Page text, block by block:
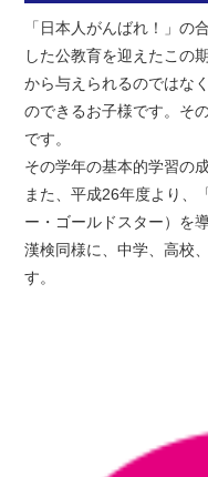
「日本人がんばれ！」の
した公教育を迎えたこの
から与えられるのではな
のできるお子様です。そ
です。
その学年の基本的学習の
また、平成26年度より、
ー・ゴールドスター）を
漢検同様に、中学、高校
す。